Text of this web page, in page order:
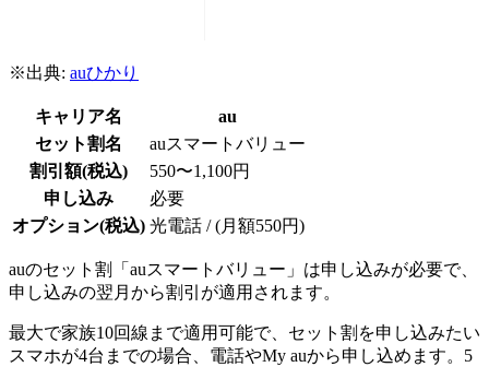
※出典: auひかり
キャリア名
au
セット割名
auスマートバリュー
割引額(税込)
550〜1,100円
申し込み
必要
オプション(税込) 光電話 / (月額550円)
auのセット割「auスマートバリュー」は申し込みが必要で、
申し込みの翌月から割引が適用されます。
最大で家族10回線まで適用可能で、セット割を申し込みたい
スマホが4台までの場合、電話やMy auから申し込めます。5